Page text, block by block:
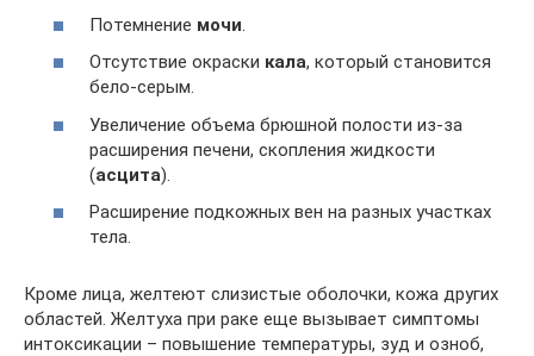
Потемнение мочи
Отсутствие окраски кала, который становится
бело-серым.
Увеличение объема брюшной полости из-за
расширения печени, скопления жидкости
(асцита).
Расширение подкожных вен на разных участках
тела.
Кроме лица, желтеют слизистые оболочки, кожа других
областей. Желтуха при раке еще вызывает симптомы
интоксикации – повышение температуры, зуд и озноб,